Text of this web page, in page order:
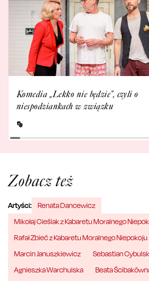
Komedia „Lekko nie będzie”, czyli o
niespodziankach w związku
Zobacz też
Artyści:
Renata Dancewicz
Mikołaj Cieślak z Kabaretu Moralnego
Rafał Zbieć z Kabaretu Moralnego Niepokoju
Marcin Januszkiewicz
Sebastian
Agnieszka Warchulska
Beata